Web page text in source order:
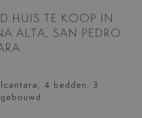
HUIS TE KOOP IN
ALTA, SAN PEDRO
4 bedden, 3